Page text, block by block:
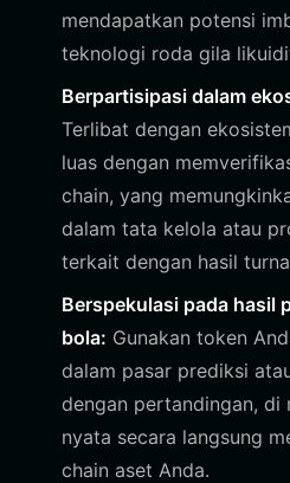
mendapatkan potensi
teknologi roda gila
Berpartisipasi dalam
Terlibat dengan
luas dengan
chain, yang
dalam tata kelola atau
terkait dengan hasil
Berspekulasi pada hasil
bola: Gunakan token
dalam pasar prediksi
dengan pertandingan, di
nyata secara langsung
chain aset Anda.